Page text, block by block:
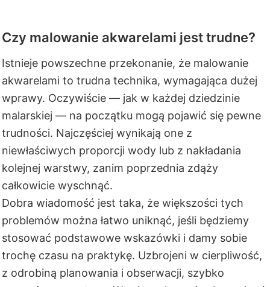
Czy malowanie akwarelami jest trudne?
Istnieje powszechne przekonanie, że malowanie
akwarelami to trudna technika, wymagająca dużej
wprawy. Oczywiście — jak w każdej dziedzinie
malarskiej — na początku mogą pojawić się pewne
trudności. Najczęściej wynikają one z
niewłaściwych proporcji wody lub z nakładania
kolejnej warstwy, zanim poprzednia zdąży
całkowicie wyschnąć.
Dobra wiadomość jest taka, że większości tych
problemów można łatwo uniknąć, jeśli będziemy
stosować podstawowe wskazówki i damy sobie
trochę czasu na praktykę. Uzbrojeni w cierpliwość,
z odrobiną planowania i obserwacji, szybko